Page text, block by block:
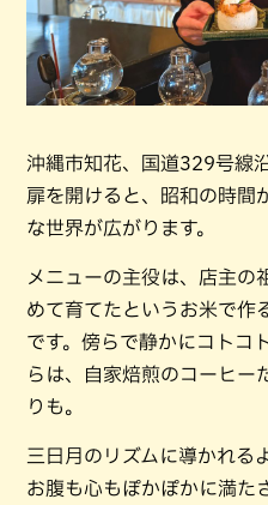
沖縄市知花、国道329号線
扉を開けると、昭和の時間
な世界が広がります。
メニューの主役は、店主の
めて育てたというお米で作
です。傍らで静かにコトコ
らは、自家焙煎のコーヒー
りも。
三日月のリズムに導かれる
お腹も心もぽかぽかに満た